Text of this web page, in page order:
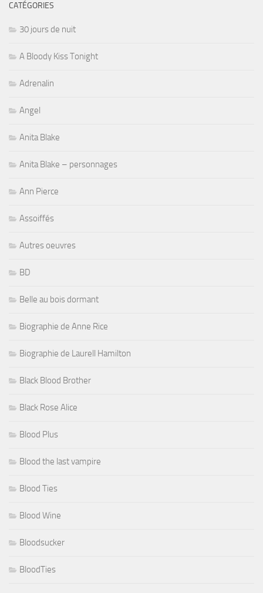
CATÉGORIES
30 jours de nuit
A Bloody Kiss Tonight
Adrenalin
Angel
Anita Blake
Anita Blake – personnages
Ann Pierce
Assoiffés
Autres oeuvres
BD
Belle au bois dormant
Biographie de Anne Rice
Biographie de Laurell Hamilton
Black Blood Brother
Black Rose Alice
Blood Plus
Blood the last vampire
Blood Ties
Blood Wine
Bloodsucker
BloodTies